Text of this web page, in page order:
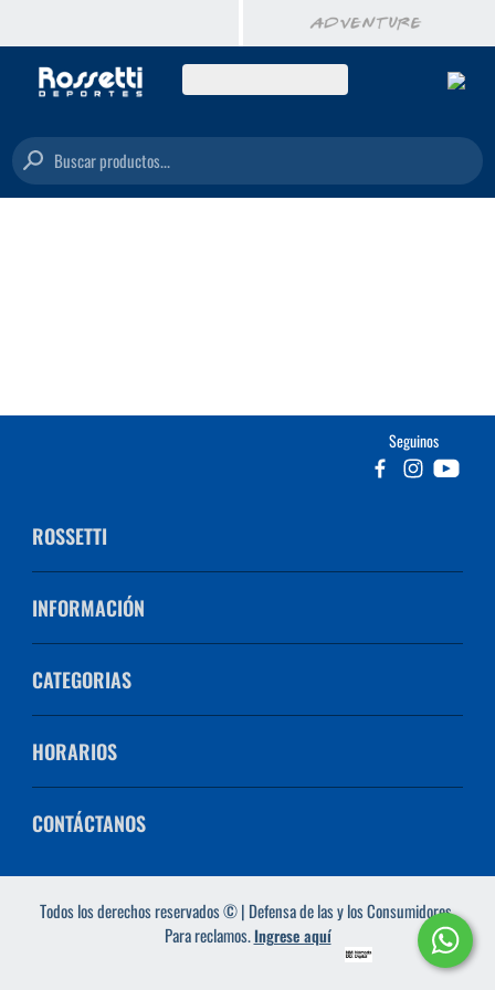
Buscar productos...
Seguinos
ROSSETTI
INFORMACIÓN
CATEGORIAS
HORARIOS
CONTÁCTANOS
Todos los derechos reservados © | Defensa de las y los Consumidores.
Para reclamos.Ingrese aquí